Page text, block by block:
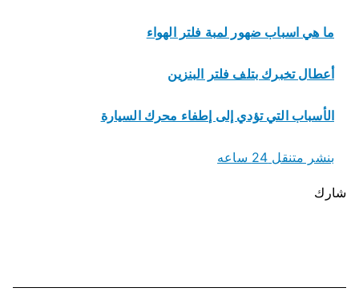
ما هي اسباب ضهور لمبة فلتر الهواء
أعطال تخبرك بتلف فلتر البنزين
الأسباب التي تؤدي إلى إطفاء محرك السيارة
بنشر متنقل 24 ساعه
شارك